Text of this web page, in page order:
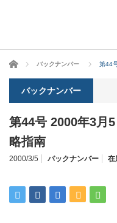
ホーム バックナンバー 第44
バックナンバー
第44号 2000年3月
略指南
2000/3/5 バックナンバー 在